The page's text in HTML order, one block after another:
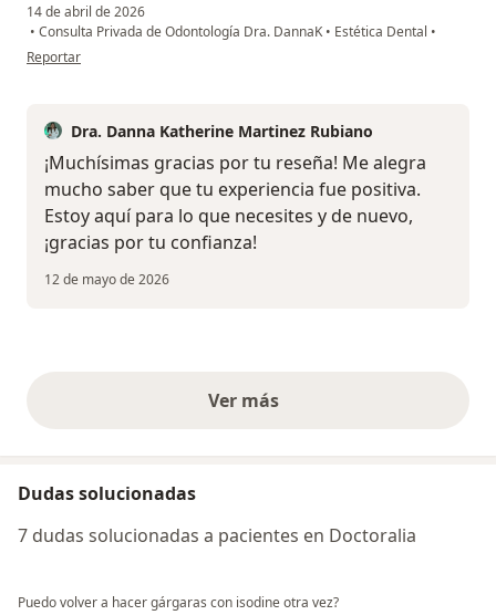
14 de abril de 2026
• Consulta Privada de Odontología Dra. DannaK • Estética Dental •
en opinión del usuario Yineth Gómez
Reportar
Dra. Danna Katherine Martinez Rubiano
¡Muchísimas gracias por tu reseña! Me alegra
mucho saber que tu experiencia fue positiva.
Estoy aquí para lo que necesites y de nuevo,
¡gracias por tu confianza!
12 de mayo de 2026
Ver másopiniones anteriores
Dudas solucionadas
7 dudas solucionadas a pacientes en Doctoralia
Puedo volver a hacer gárgaras con isodine otra vez?